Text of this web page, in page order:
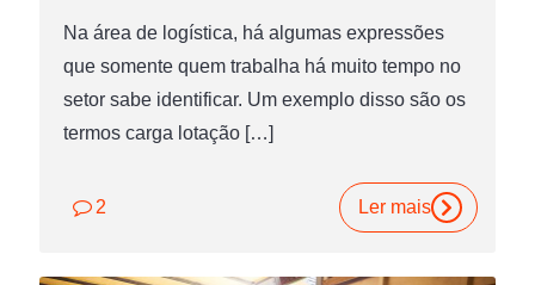
Na área de logística, há algumas expressões
que somente quem trabalha há muito tempo no
setor sabe identificar. Um exemplo disso são os
termos carga lotação […]
2 Ler mais